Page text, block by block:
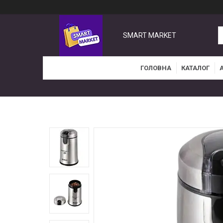
SMART MARKET
ГОЛОВНА КАТАЛОГ